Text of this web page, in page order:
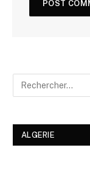
ALGERIE